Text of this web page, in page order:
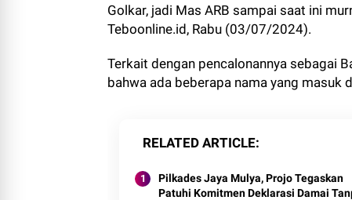
Golkar, jadi Mas ARB sampai saat ini
Teboonline.id, Rabu (03/07/2024).
Terkait dengan pencalonannya sebagai
bahwa ada beberapa nama yang masuk
RELATED ARTICLE
Pilkades Jaya Mulya, Projo Tegaskan
Patuhi Komitmen Deklarasi Damai